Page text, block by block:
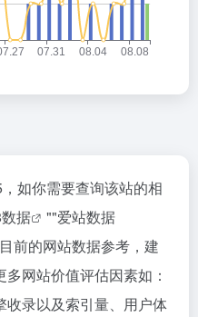
如你需要查询该站的相
据 ""爱站数据
前的网站数据参考，建
网站价值评估因素如：
收录以及索引量、用户体